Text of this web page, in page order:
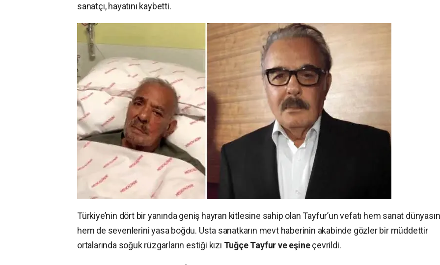
sanatçı, hayatını kaybetti.
Türkiye’nin dört bir yanında geniş hayran kitlesine sahip olan Tayfur’un vefatı hem sanat
hem de sevenlerini yasa boğdu. Usta sanatkarın mevt haberinin akabinde gözler bir müddettir
ortalarında soğuk rüzgarların estiği kızı Tuğçe Tayfur ve eşineçevrildi.